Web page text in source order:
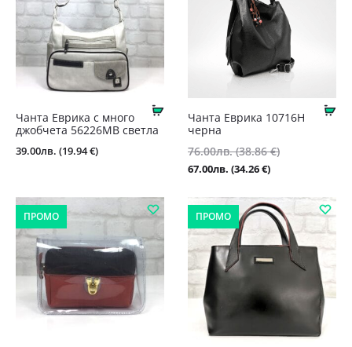
Купи
Чанта Еврика с много
джобчета 56226MB светла
39.00лв. (19.94 €)
Чанта Еврика 10716Н
черна
76.00лв. (38.86 €)Original
76.00лв.
(38.86
€).
67.00лв. (34.26 €)Текущата
е:
67.00лв.
(34.26
€).
ПРОМО ПРОМО